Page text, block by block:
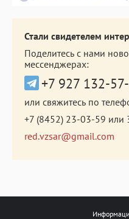
Стали свидетелем
Поделитесь с нами
мессенджерах:
+7 927 132-
или свяжитесь по
+7 (8452) 23-03-59 или
red.vzsar@gmail.com